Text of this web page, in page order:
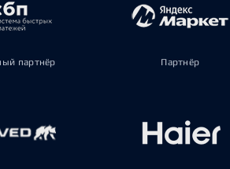
партнёр Партнёр